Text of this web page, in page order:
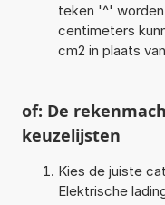
teken '^'
centimeters
cm2 in plaats
of: De
keuzelijsten
Kies de juiste
Elektrische